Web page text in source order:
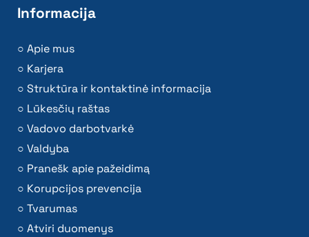
Informacija
Apie mus
Karjera
Struktūra ir kontaktinė informacija
Lūkesčių raštas
Vadovo darbotvarkė
Valdyba
Pranešk apie pažeidimą
Korupcijos prevencija
Tvarumas
Atviri duomenys